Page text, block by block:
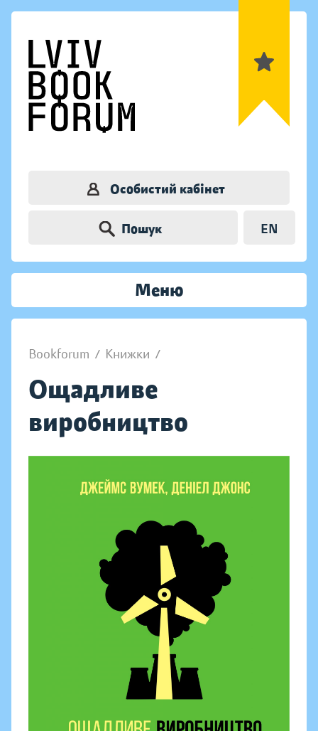
Особистий кабінет
Пошук EN
Меню
Bookforum / Книжки /
Ощадливе
виробництво